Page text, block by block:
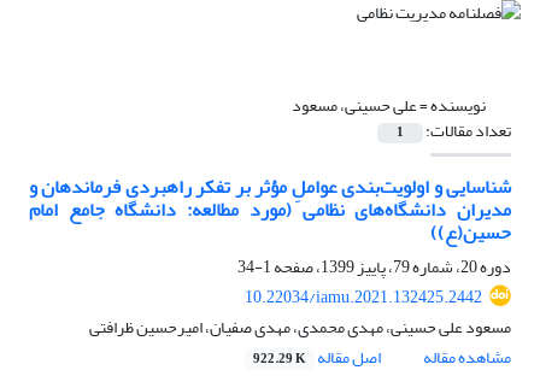
نویسنده =علی حسینی، مسعود
تعداد مقالات: 1
شناسایی و اولویت‌بندی عواملِ مؤثر بر تفکر راهبردی فرماندهان و
مدیران دانشگاه‌های نظامی (مورد مطالعه: دانشگاه جامع امام
حسین(ع))
دوره 20، شماره 79، پاییز 1399، صفحه
1-34
10.22034/iamu.2021.132425.2442
مسعود علی حسینی، مهدی محمدی، مهدی صفیان، امیرحسین ظرافتی
مشاهده مقاله
اصل مقاله 922.29 K